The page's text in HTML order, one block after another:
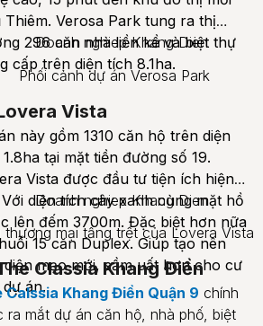
Thiêm. Verosa Park tung ra thị
296 căn nhà liền kề và biệt thự
cấp trên diện tích 8.1ha.
Phối cảnh dự án Verosa Park
Vista
này gồm 1310 căn hộ trên diện
tại mặt tiền đường số 19.
Vista được đầu tư tiện ích hiện
diện tích cây xanh cùng mặt hồ
lên đếm 3700m. Đặc biệt hơn nữa
15 căn Duplex. Giúp tạo nên
diện mạo mới, sầm uất hơn cho cư
án.
thương mại tầng trệt của Lovera Vista
Classia Khang Điền
Calssia Khang Điền Quận 9 chính
ra mắt dự án căn hộ, nhà phố, biệt